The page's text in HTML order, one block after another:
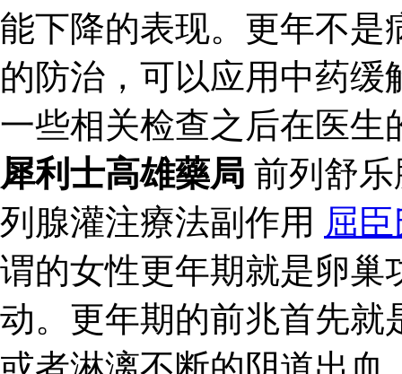
能下降的表现。更年不是
的防治，可以应用中药
一些相关检查之后在医生
犀利士高雄藥局 前列舒
列腺灌注療法副作用 屈
谓的女性更年期就是卵巢
动。更年期的前兆首先就